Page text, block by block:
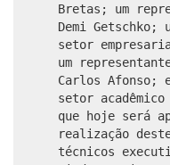
Bretas; um
Demi Getschko;
setor
um
Carlos Afonso;
setor
que hoje será
realização
técnicos